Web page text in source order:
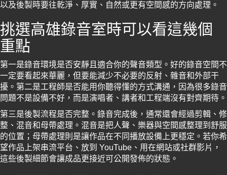
以及後製時要往乾淨、厚實、自然或更有空間感的方向處理。
挑選高雄錄音室時可以看這幾個
重點
第一是錄音環境是否安靜且適合你的聲音類型。好的錄音空間不
一定要看起來華麗，但要能減少不必要的反射、雜音和外部干
擾。第二是工程師是否能用你聽得懂的方式溝通，因為很多錄音
問題不是設備不好，而是演唱者、講者和工程端沒有對齊期待。
第三是後製流程是否完整。錄音完成後，通常還會經過剪輯、修
整、混音和母帶處理。混音是把人聲、樂器與空間感整理到舒服
的位置；母帶處理則是讓作品在不同播放設備上更穩定。若你希
望作品上架串流平台、放到 YouTube、用在網站或社群影片，
這些後製細節會讓成品更接近可公開發佈的狀態。